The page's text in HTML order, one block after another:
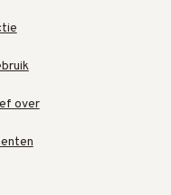
over